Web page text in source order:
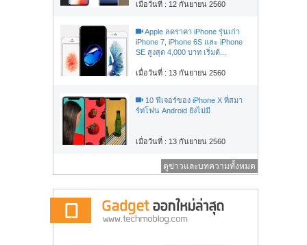
เมื่อวันที่ : 12 กันยายน 2560
Apple ลดราคา iPhone รุ่นเก่า
iPhone 7, iPhone 6S และ iPhone
SE สูงสุด 4,000 บาท เริ่มต้...
เมื่อวันที่ : 13 กันยายน 2560
10 ฟีเจอร์ของ iPhone X ที่สมา
ร์ทโฟน Android ยังไม่มี
เมื่อวันที่ : 13 กันยายน 2560
ดูข่าวและบทความทั้งหมด